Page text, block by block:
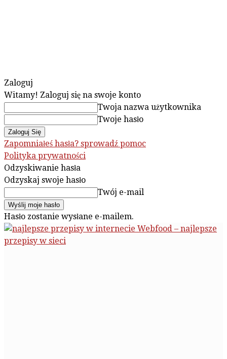
Zaloguj
Witamy! Zaloguj się na swoje konto
Twoja nazwa użytkownika
Twoje hasło
Zapomniałeś hasła? sprowadź pomoc
Polityka prywatności
Odzyskiwanie hasła
Odzyskaj swoje hasło
Twój e-mail
Hasło zostanie wysłane e-mailem.
Webfood – najlepsze
przepisy w sieci